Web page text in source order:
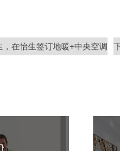
在怡生签订地暖+中央空调